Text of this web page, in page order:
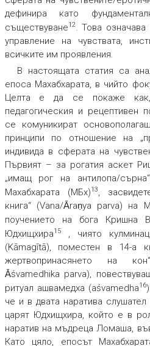
дефинира като
съществуване12. Това
управление на чувствата,
всичките им проявления.
В настоящата статия са
епоса Махабхарата, в чийто
Целта е да се покаже как,
педагогическия и рецептивен
се комуникират
принципи по отношение на
индивида в сферата на
Първият – за рогатия аскет
„имащ рог на антилопа/
Махабхарата (МБх)13,
книга“ (Vana/Ᾱraṇya parva) на
поучението на бога Кришна
Юдхищхира15, чиято
(Kāmagītā), поместен в 14-а
жертвопринасянето на
Ᾱśvamedhika parva),
ритуал ашвамедха (aśvamedha16
че и в двата наратива
царят Юдхищхира, който е в
наратив на мъдреца Ломаша,
Като цяло, епосът